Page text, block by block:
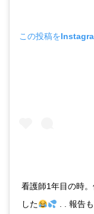
この投稿を
看護師1年目の時
した
. . 報告